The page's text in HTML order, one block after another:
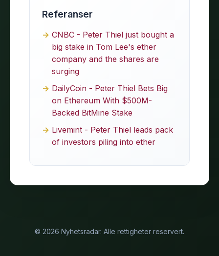
Referanser
CNBC - Peter Thiel just bought a
big stake in Tom Lee's ether
company and the shares are
surging
DailyCoin - Peter Thiel Bets Big
on Ethereum With $500M-
Backed BitMine Stake
Livemint - Peter Thiel leads pack
of investors piling into ether
© 2026 Nyhetsradar. Alle rettigheter reservert.